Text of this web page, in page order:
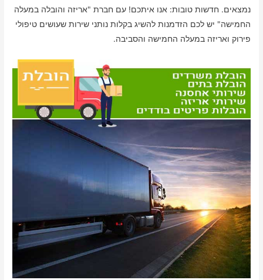
נמצאים. חדשות טובות: אנו איתכם! עם חברת "אריזה והובלה במעלה
החמישה" יש לכם הזדמנות להשיג בקלות נותני שירות שעושים טיפולי
פירוק ואריזה במעלה החמישה והסביבה.